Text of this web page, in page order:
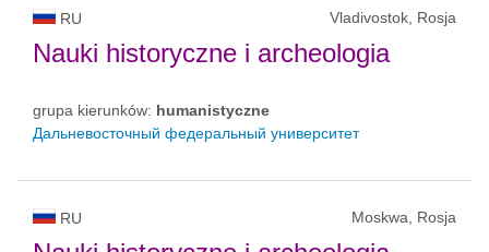
RU Vladivostok, Rosja
Nauki historyczne i archeologia
grupa kierunków: humanistyczne
Дальневосточный федеральный университет
RU Moskwa, Rosja